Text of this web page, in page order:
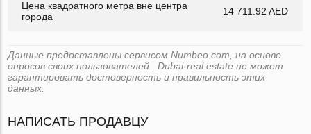
Цена квадратного метра вне центра
города
14 711.92 AED
Данные предоставлены сервисом Numbeo.com, на основе
опросов своих пользователей . Dubai-real.estate не может
гарантировать достоверность и правильность этих
данных.
НАПИСАТЬ ПРОДАВЦУ